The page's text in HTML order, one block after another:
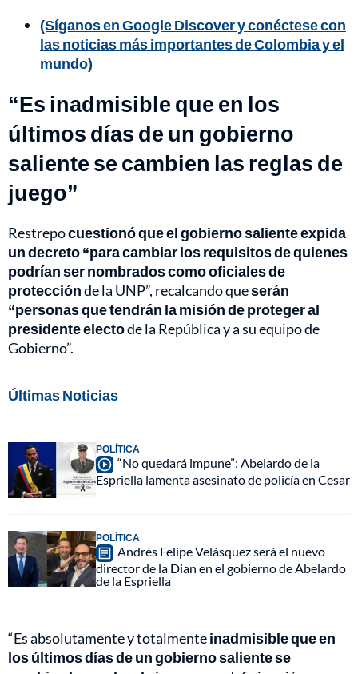
(Síganos en Google Discover y conéctese con
las noticias más importantes de Colombia y el
mundo)
“Es inadmisible que en los
últimos días de un gobierno
saliente se cambien las reglas de
juego”
Restrepocuestionó que el gobierno saliente expida
un decreto “para cambiar los requisitos de quienes
podrían ser nombrados como oficiales de
protecciónde la UNP”, recalcando queserán
“personas que tendrán la misión de proteger al
presidente electode la República y a su equipo de
Gobierno”.
Últimas Noticias
POLÍTICA
“No quedará impune”: Abelardo de la
Espriella lamenta asesinato de policía en Cesar
POLÍTICA
Andrés Felipe Velásquez será el nuevo
director de la Dian en el gobierno de Abelardo
de la Espriella
“Es absolutamente y totalmenteinadmisible que en
los últimos días de un gobierno saliente se